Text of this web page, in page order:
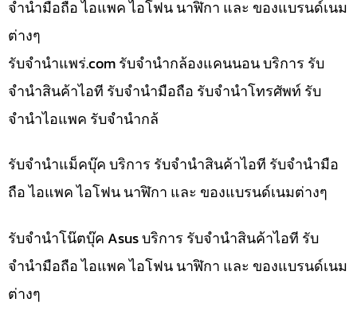
จำนำมือถือ ไอแพค ไอโฟน นาฬิกา และ ของแบรนด์เนม
ต่างๆ
รับจํานําแพร่.com รับจำนำกล้องแคนนอน บริการ รับ
จำนำสินค้าไอที รับจำนำมือถือ รับจำนำโทรศัพท์ รับ
จำนำไอแพค รับจำนำกล้
รับจำนำแม็คบุ๊ค บริการ รับจำนำสินค้าไอที รับจำนำมือ
ถือ ไอแพค ไอโฟน นาฬิกา และ ของแบรนด์เนมต่างๆ
รับจำนำโน๊ตบุ๊ค Asus บริการ รับจำนำสินค้าไอที รับ
จำนำมือถือ ไอแพค ไอโฟน นาฬิกา และ ของแบรนด์เนม
ต่างๆ